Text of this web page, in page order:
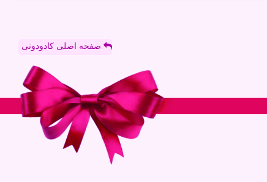
صفحه اصلی کادودونی